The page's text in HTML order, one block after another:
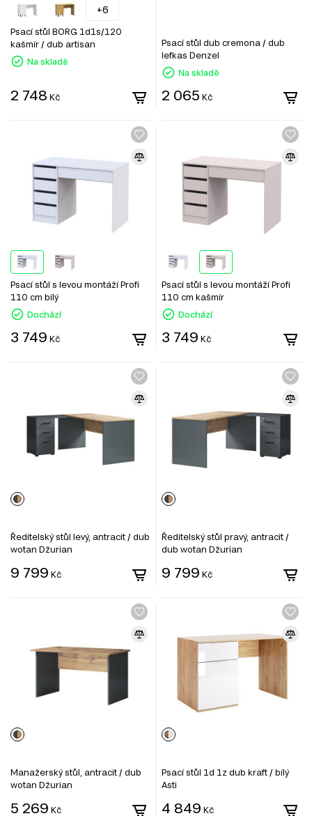
+6
Psací stůl BORG 1d1s/120
kašmír / dub artisan
Na skladě
2 748 Kč
Psací stůl dub cremona / dub
lefkas Denzel
Na skladě
2 065 Kč
Psací stůl s levou montáží Profi
110 cm bílý
Dochází
3 749 Kč
Psací stůl s levou montáží Profi
110 cm kašmír
Dochází
3 749 Kč
Ředitelský stůl levý, antracit / dub
wotan Džurian
9 799 Kč
Ředitelský stůl pravý, antracit /
dub wotan Džurian
9 799 Kč
Manažerský stůl, antracit / dub
wotan Džurian
5 269 Kč
Psací stůl 1d 1z dub kraft / bílý
Asti
4 849 Kč